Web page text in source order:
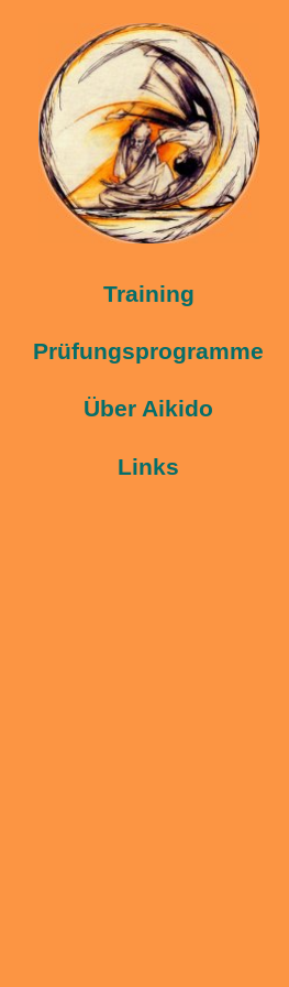
Training
Prüfungsprogramme
Über Aikido
Links